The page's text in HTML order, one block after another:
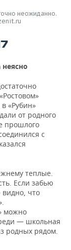
неожиданно.
«Рубин»
от родного
прошлого
с
теплые.
Если забью
видно, что
можно
— школьная
родных рядом.